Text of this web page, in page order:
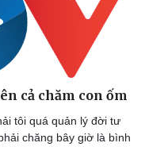
cả chăm con ốm
tôi quá quản lý đời tư
chăng bây giờ là bình